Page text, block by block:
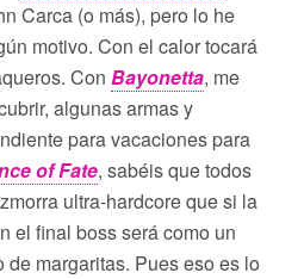
Carca (o más), pero lo he
motivo. Con el calor tocará
Con Bayonetta, me
algunas armas y
para vacaciones para
of Fate, sabéis que todos
ultra-hardcore que si la
el final boss será como un
margaritas. Pues eso es lo